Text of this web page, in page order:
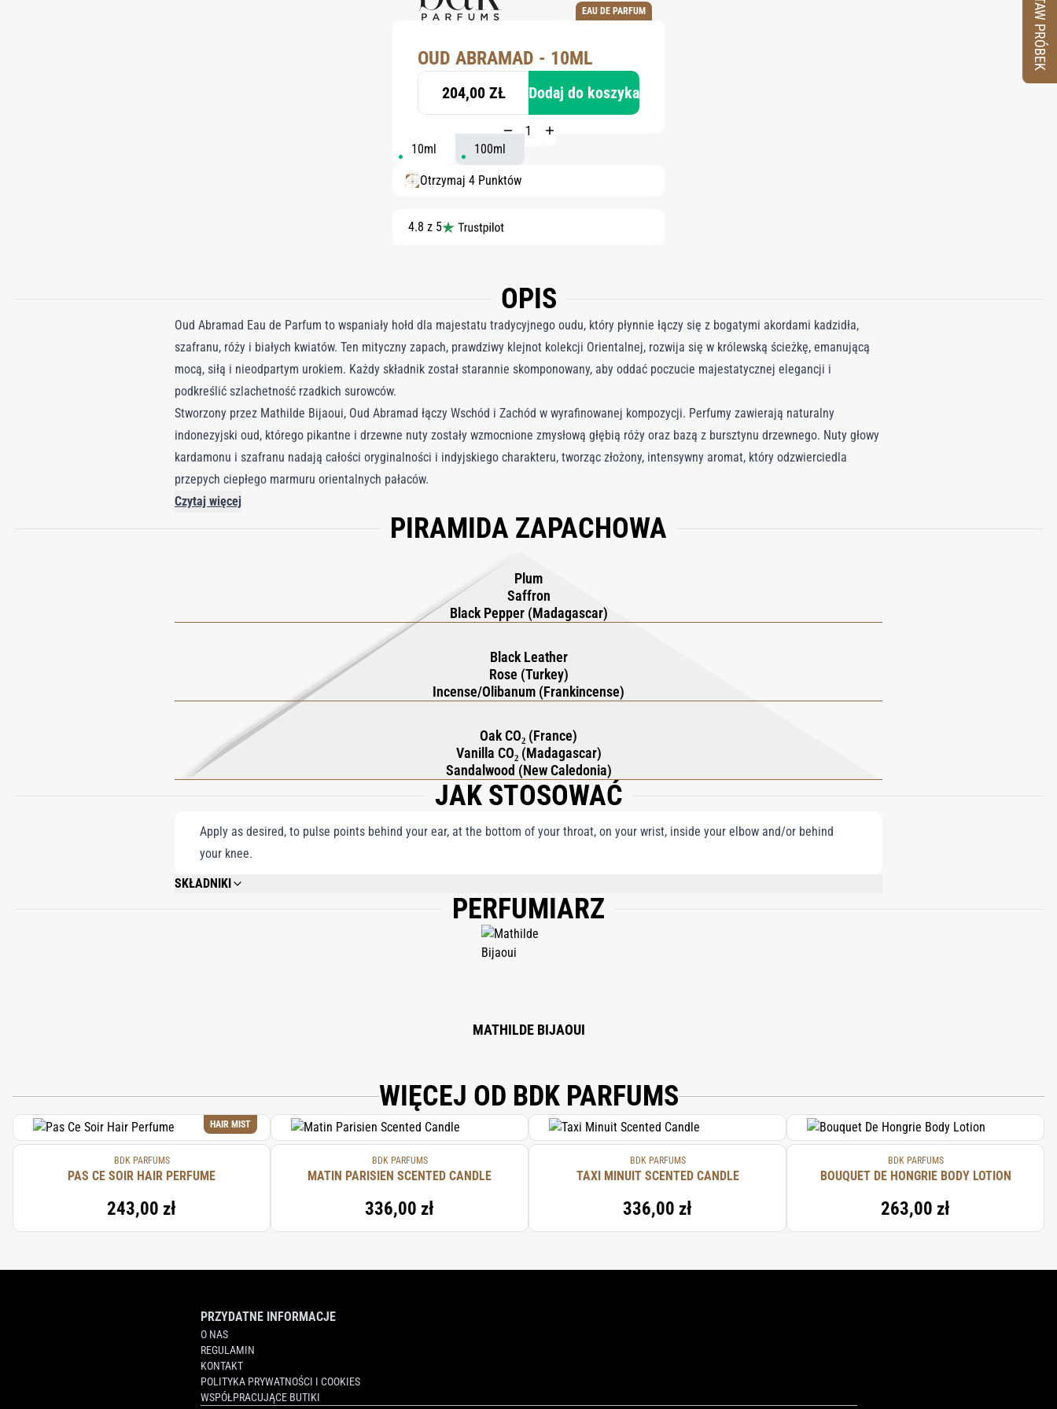
EAU DE PARFUM
OUD ABRAMAD - 10ML
204,00 ZŁ Dodaj do koszyka
10ml 100ml
Otrzymaj 4 Punktów
4.8 z 5
OPIS
Oud Abramad Eau de Parfum to wspaniały hołd dla majestatu tradycyjnego oudu, który płynnie łączy się z bogatymi akordami kadzidła,
szafranu, róży i białych kwiatów. Ten mityczny zapach, prawdziwy klejnot kolekcji Orientalnej, rozwija się w królewską ścieżkę, emanującą
mocą, siłą i nieodpartym urokiem. Każdy składnik został starannie skomponowany, aby oddać poczucie majestatycznej elegancji i
podkreślić szlachetność rzadkich surowców.
Stworzony przez Mathilde Bijaoui, Oud Abramad łączy Wschód i Zachód w wyrafinowanej kompozycji. Perfumy zawierają naturalny
indonezyjski oud, którego pikantne i drzewne nuty zostały wzmocnione zmysłową głębią róży oraz bazą z bursztynu drzewnego. Nuty głowy
kardamonu i szafranu nadają całości oryginalności i indyjskiego charakteru, tworząc złożony, intensywny aromat, który odzwierciedla
przepych ciepłego marmuru orientalnych pałaców.
Czytaj więcej
PIRAMIDA ZAPACHOWA
Plum
Saffron
Black Pepper (Madagascar)
Black Leather
Rose (Turkey)
Incense/Olibanum (Frankincense)
Oak CO₂ (France)
Vanilla CO₂ (Madagascar)
Sandalwood (New Caledonia)
JAK STOSOWAĆ
Apply as desired, to pulse points behind your ear, at the bottom of your throat, on your wrist, inside your elbow and/or behind
your knee.
SKŁADNIKI
ALCOHOL DENAT, AQUA (WATER), PARFUM (FRAGRANCE), ALPHA-ISOMETHYL IONONE, BENZYL BENZOATE, LINALOOL, EUGENOL, LIMONENE, CITRAL, BENZYL
PERFUMIARZ
MATHILDE BIJAOUI
WIĘCEJ OD BDK PARFUMS
HAIR MIST
BDK PARFUMS
PAS CE SOIR HAIR PERFUME
243,00 zł
BDK PARFUMS
MATIN PARISIEN SCENTED CANDLE
336,00 zł
BDK PARFUMS
TAXI MINUIT SCENTED CANDLE
336,00 zł
BDK PARFUMS
BOUQUET DE HONGRIE BODY LOTION
263,00 zł
PRZYDATNE INFORMACJE
O NAS
REGULAMIN
KONTAKT
POLITYKA PRYWATNOŚCI I COOKIES
WSPÓŁPRACUJĄCE BUTIKI
ZESTAW PRÓBEK